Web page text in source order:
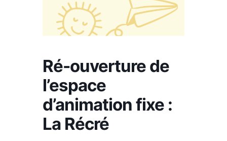
Ré-ouverture de
l’espace
d’animation fixe :
La Récré